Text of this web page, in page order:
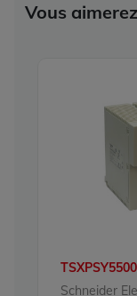
Vous
Schneider